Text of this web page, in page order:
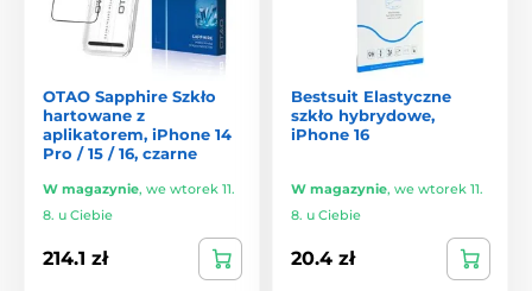
OTAO Sapphire Szkło
hartowane z
aplikatorem, iPhone 14
Pro / 15 / 16, czarne
W magazynie, we wtorek 11.
8. u Ciebie
214.1 zł
Bestsuit Elastyczne
szkło hybrydowe,
iPhone 16
W magazynie, we wtorek 11.
8. u Ciebie
20.4 zł